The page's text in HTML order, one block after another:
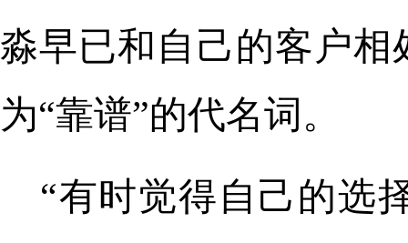
淼早已和自己的客户相
为“靠谱”的代名词。
“有时觉得自己的选